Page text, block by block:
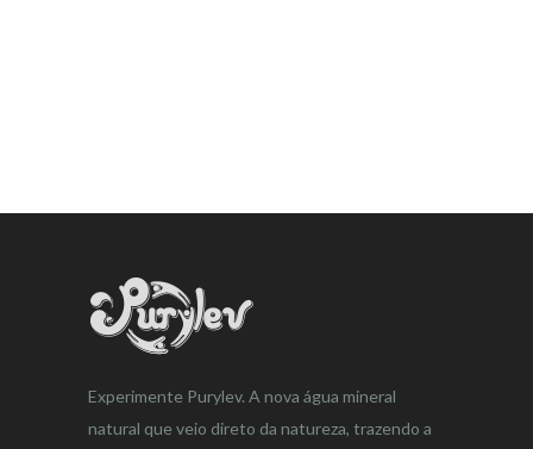
Experimente Purylev. A nova água mineral
natural que veio direto da natureza, trazendo a